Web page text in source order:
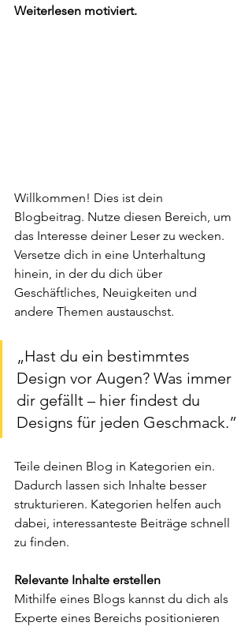
Weiterlesen motiviert.
Willkommen! Dies ist dein
Blogbeitrag. Nutze diesen Bereich, um
das Interesse deiner Leser zu wecken.
Versetze dich in eine Unterhaltung
hinein, in der du dich über
Geschäftliches, Neuigkeiten und
andere Themen austauschst.
„Hast du ein bestimmtes
Design vor Augen? Was immer
dir gefällt – hier findest du
Designs für jeden Geschmack.”
Teile deinen Blog in Kategorien ein.
Dadurch lassen sich Inhalte besser
strukturieren. Kategorien helfen auch
dabei, interessanteste Beiträge schnell
zu finden.
Relevante Inhalte erstellen
Mithilfe eines Blogs kannst du dich als
Experte eines Bereichs positionieren